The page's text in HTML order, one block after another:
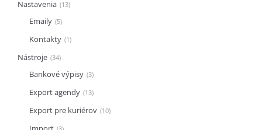
Nastavenia 13
Emaily 5
Kontakty 1
Nástroje 34
Bankové výpisy 3
Export agendy 13
Export pre kuriérov 10